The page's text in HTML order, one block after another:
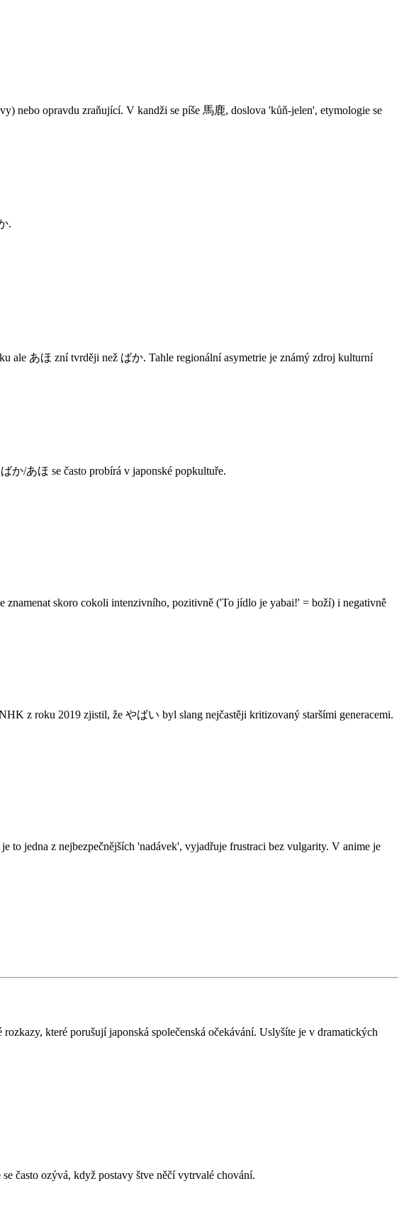
nebo opravdu zraňující. V kandži se píše 馬鹿, doslova 'kůň-jelen', etymologie se
.
ale あほ zní tvrději než ばか. Tahle regionální asymetrie je známý zdroj kulturní
か/あほ se často probírá v japonské popkultuře.
znamenat skoro cokoli intenzivního, pozitivně ('To jídlo je yabai!' = boží) i negativně
z roku 2019 zjistil, že やばい byl slang nejčastěji kritizovaný staršími generacemi.
to jedna z nejbezpečnějších 'nadávek', vyjadřuje frustraci bez vulgarity. V anime je
které porušují japonská společenská očekávání. Uslyšíte je v dramatických
často ozývá, když postavy štve něčí vytrvalé chování.